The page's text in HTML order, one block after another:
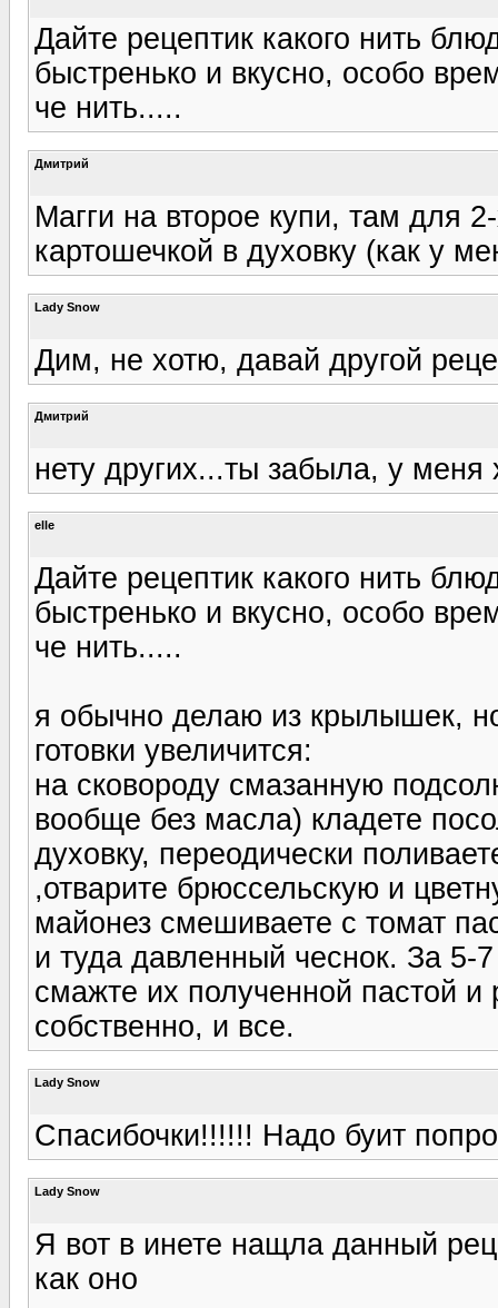
Дайте рецептик какого нить
быстренько и вкусно, особо
че нить.....
Дмитрий
Магги на второе купи, там для
картошечкой в духовку (как у
Lady Snow
Дим, не хотю, давай другой
Дмитрий
нету других...ты забыла, у меня
elle
Дайте рецептик какого нить
быстренько и вкусно, особо
че нить.....
я обычно делаю из крылышек,
готовки увеличится:
на сковороду смазанную
вообще без масла) кладете
духовку, переодически
,отварите брюссельскую и
майонез смешиваете с томат
и туда давленный чеснок. За 5-
смажте их полученной пастой
собственно, и все.
Lady Snow
Спасибочки!!!!!! Надо буит
Lady Snow
Я вот в инете нащла данный
как оно